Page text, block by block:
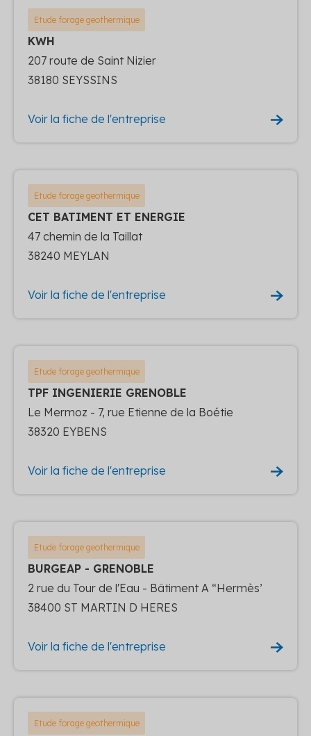
Etude forage geothermique
KWH
207 route de Saint Nizier
38180 SEYSSINS
Voir la fiche de l'entreprise
Etude forage geothermique
CET BATIMENT ET ENERGIE
47 chemin de la Taillat
38240 MEYLAN
Voir la fiche de l'entreprise
Etude forage geothermique
TPF INGENIERIE GRENOBLE
Le Mermoz - 7, rue Etienne de la Boétie
38320 EYBENS
Voir la fiche de l'entreprise
Etude forage geothermique
BURGEAP - GRENOBLE
2 rue du Tour de l'Eau - Bâtiment A “Hermès’
38400 ST MARTIN D HERES
Voir la fiche de l'entreprise
Etude forage geothermique